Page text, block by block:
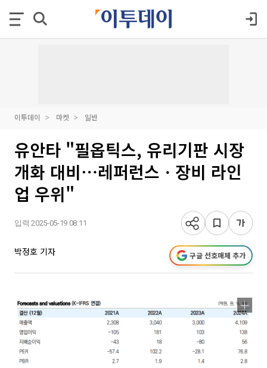
이투데이 마켓 일반
유안타 "필옵틱스, 유리기판 시장
개화 대비⋯레퍼런스ㆍ장비 라인
업 우위"
입력 2025-05-19 08:11
박정호 기자 구글 선호매체 추가